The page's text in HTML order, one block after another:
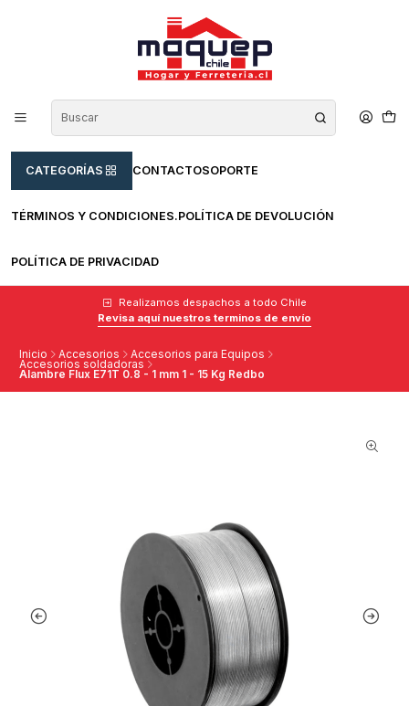
CATEGORÍAS CONTACTOSOPORTE
TÉRMINOS Y CONDICIONES.POLÍTICA DE DEVOLUCIÓN
POLÍTICA DE PRIVACIDAD
Realizamos despachos a todo Chile
Revisa aquí nuestros terminos de envío
Inicio Accesorios Accesorios para Equipos
Accesorios soldadoras
Alambre Flux E71T 0.8 - 1 mm 1 - 15 Kg Redbo